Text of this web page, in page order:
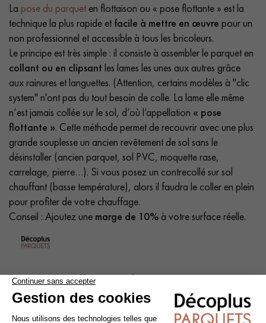
La pose du parquet en flottaison ou « pose flottante » est la
technique la plus rapide et facile à mettre en œuvre pour un
non professionnel et accessible à tous les bricoleurs.
Le principe est très simple : il consiste à assembler le parquet en
collant ou en clipsant les lames les unes aux autres grâce
aux rainures et languettes. (Attention, certains modèles à "clic
system" n'ont pas du tout besoin de colle. La lame elle même
n’est jamais collée sur le sol, d’où l’appellation « pose
flottante ». Cette méthode permet de recouvrir avec une plus
grande souplesse un ancien revêtement de sol sans le
désinstaller (ancien parquet, sol PVC, moquette rase,
carrelage, pierre…). Si vous posez un contrecollé sur sol
chauffant (basse température), alors il faudra le coller en plein
pour profiter de votre chauffage.
Conseil : Ajoutez une marge de 10% à votre surface réelle.